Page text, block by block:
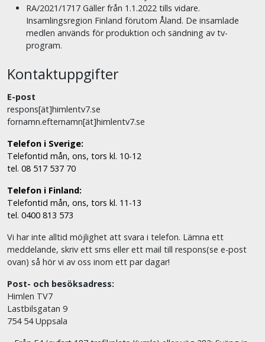
RA/2021/1717 Gäller från 1.1.2022 tills vidare.
Insamlingsregion Finland förutom Åland. De insamlade
medlen används för produktion och sändning av tv-
program.
Kontaktuppgifter
E-post
respons[ät]himlentv7.se
fornamn.efternamn[ät]himlentv7.se
Telefon i Sverige:
Telefontid mån, ons, tors kl. 10-12
tel. 08 517 537 70
Telefon i Finland:
Telefontid mån, ons, tors kl. 11-13
tel. 0400 813 573
Vi har inte alltid möjlighet att svara i telefon. Lämna ett
meddelande, skriv ett sms eller ett mail till respons(se e-post
ovan) så hör vi av oss inom ett par dagar!
Post- och besöksadress:
Himlen TV7
Lastbilsgatan 9
754 54 Uppsala